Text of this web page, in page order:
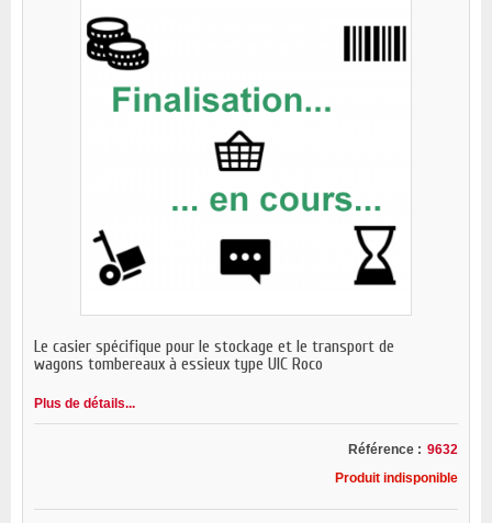
Le casier spécifique pour le stockage et le transport de
wagons tombereaux à essieux type UIC Roco
Plus de détails...
Référence : 9632
Produit indisponible